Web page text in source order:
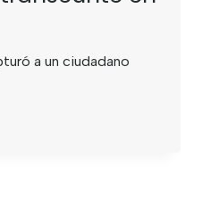
a un ciudadano